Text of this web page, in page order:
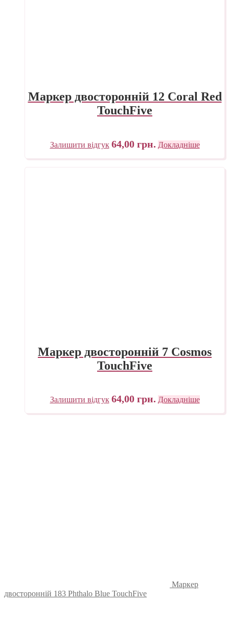
Маркер двосторонній 12 Coral Red
TouchFive
Залишити відгук 64,00 грн. Докладніше
Маркер двосторонній 7 Cosmos
TouchFive
Залишити відгук 64,00 грн. Докладніше
Маркер
двосторонній 183 Phthalo Blue TouchFive